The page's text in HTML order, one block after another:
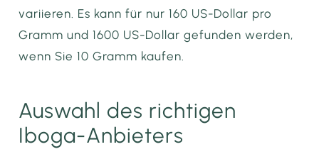
variieren. Es kann für nur 160 US-Dollar pro
Gramm und 1600 US-Dollar gefunden werden,
wenn Sie 10 Gramm kaufen.
Auswahl des richtigen
Iboga-Anbieters